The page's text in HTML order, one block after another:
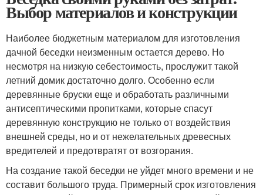
Выбор материалов и конструкции
Наиболее бюджетным материалом для изготовления
дачной беседки неизменным остается дерево. Но
несмотря на низкую себестоимость, прослужит такой
летний домик достаточно долго. Особенно если
деревянные бруски еще и обработать различными
антисептическими пропитками, которые спасут
деревянную конструкцию не только от воздействия
внешней среды, но и от нежелательных древесных
вредителей и предотвратят от возгорания.
На создание такой беседки не уйдет много времени и не
составит большого труда. Примерный срок изготовления